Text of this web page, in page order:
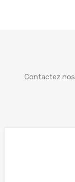
Contactez